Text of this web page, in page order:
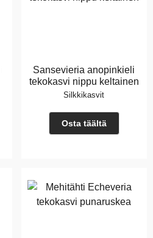
Sansevieria anopinkieli
tekokasvi nippu keltainen
Silkkikasvit
Osta täältä